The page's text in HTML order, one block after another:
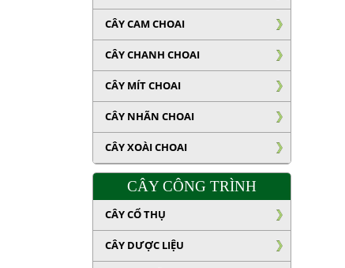
CÂY CAM CHOAI
CÂY CHANH CHOAI
CÂY MÍT CHOAI
CÂY NHÃN CHOAI
CÂY XOÀI CHOAI
CÂY CÔNG TRÌNH
CÂY CỔ THỤ
CÂY DƯỢC LIỆU